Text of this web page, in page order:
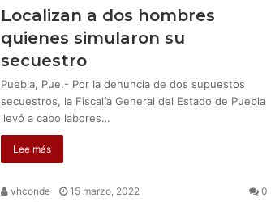
Localizan a dos hombres
quienes simularon su
secuestro
Puebla, Pue.- Por la denuncia de dos supuestos
secuestros, la Fiscalía General del Estado de Puebla
llevó a cabo labores…
Lee más
vhconde 15 marzo, 2022 0